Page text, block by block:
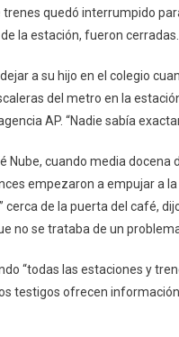
trenes quedó interrumpido
la estación, fueron cerradas.
a su hijo en el colegio
del metro en la
AP. “Nadie sabía
Nube, cuando media docena
empezaron a empujar a
de la puerta del café,
no se trataba de un
“todas las estaciones y
testigos ofrecen